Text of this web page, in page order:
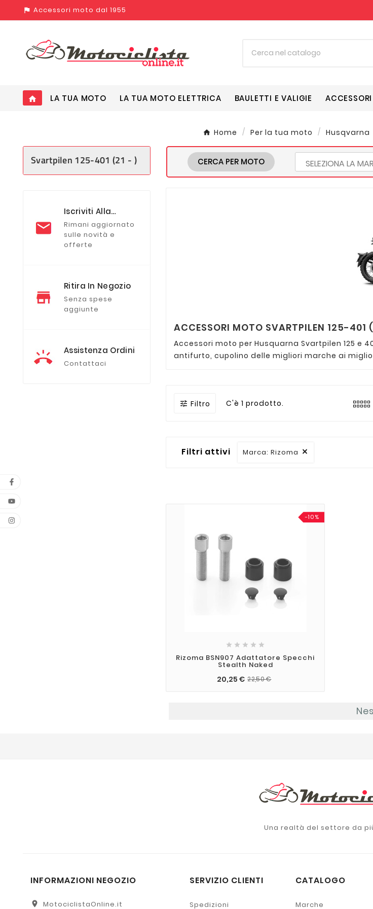
assistant_photo Accessori moto dal 1955
home LA TUA MOTO LA TUA MOTO ELETTRICA BAULETTI E VALIGIE ACCESSORI
Home Per la tua moto Husqvarna
Svartpilen 125-401 (21 - )
Iscriviti Alla
Newsletter
Rimani aggiornato
sulle novità e
offerte
Ritira In Negozio
Senza spese
aggiunte
Assistenza Ordini
Contattaci
CERCA PER MOTO
ACCESSORI MOTO SVARTPILEN 125-401
Accessori moto per Husquarna Svartpilen 125 e
antifurto, cupolino delle migliori marche ai
 Filtro C'è 1 prodotto.
Filtri attivi Marca: Rizoma 
-10%
    
Rizoma BSN907 Adattatore Specchi
Stealth Naked
20,25 € 22,50 €
Una realtà del settore da
INFORMAZIONI NEGOZIO
location_on MotociclistaOnline.it
SERVIZIO CLIENTI
Spedizioni
CATALOGO
Marche